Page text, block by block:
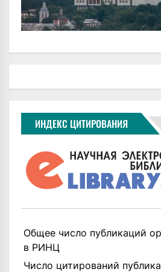
ИНДЕКС ЦИТИРОВАНИЯ
Общее число публикаций
в РИНЦ
Число цитирований